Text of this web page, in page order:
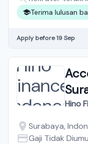
Terima lulusan
Apply before 19 Sep
Hino
Surabaya,
Gaji Tidak